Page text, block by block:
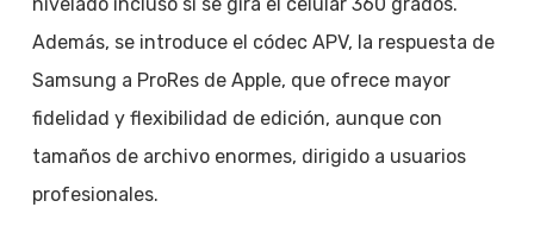
Además, se introduce el códec APV, la respuesta de
Samsung a ProRes de Apple, que ofrece mayor
fidelidad y flexibilidad de edición, aunque con
tamaños de archivo enormes, dirigido a usuarios
profesionales.